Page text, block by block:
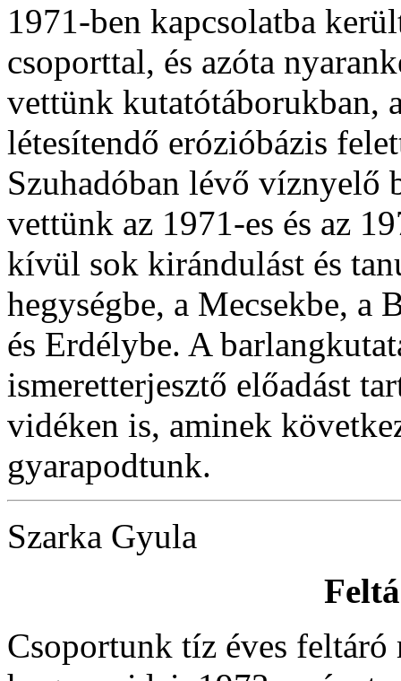
1971-ben kapcsolatba
csoporttal, és azóta
vettünk kutatótáborukban,
létesítendő erózióbázis
Szuhadóban lévő víznyelő
vettünk az 1971-es és az
kívül sok kirándulást és
hegységbe, a Mecsekbe, a
és Erdélybe. A
ismeretterjesztő előadást
vidéken is, aminek
gyarapodtunk.
Szarka Gyula
Csoportunk tíz éves